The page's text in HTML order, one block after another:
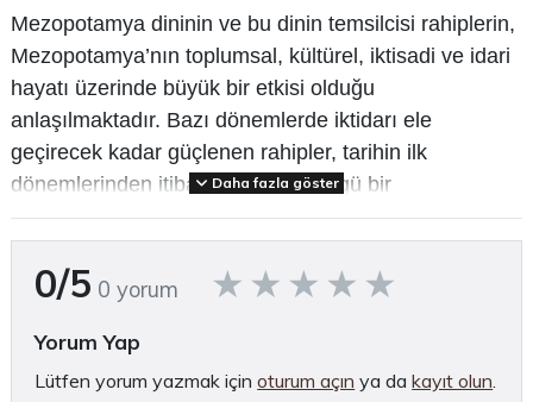
Mezopotamya dininin ve bu dinin temsilcisi rahiplerin,
Mezopotamya’nın toplumsal, kültürel, iktisadi ve idari
hayatı üzerinde büyük bir etkisi olduğu
anlaşılmaktadır. Bazı dönemlerde iktidarı ele
geçirecek kadar güçlenen rahipler, tarihin ilk
dönemlerinden itibaren kendine özgü bir
kurumsallaşma, idari ve hiyerarşik yapılanma
yeteneği göstermiştir. Hem dinin hem de tanrıların
temsilcisi olarak görülen rahipler, toplumda saygın ve
Mezopotamya Dini ve Rahiplik, insanlığın
yolculuğunda büyük bir durak olan Mezopotamya’nın
Daha fazla göster
0/5 0 yorum
Yorum Yap
Lütfen yorum yazmak içinoturum açın ya dakayıt olun.